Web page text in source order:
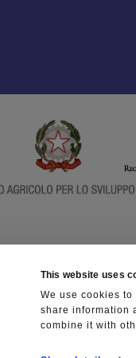
This website uses
We use cookies
share information
combine it with